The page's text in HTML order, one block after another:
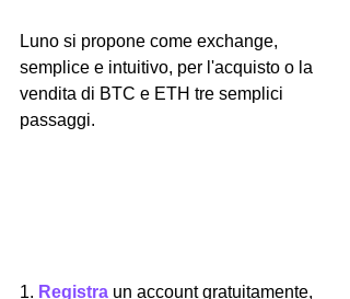
Luno si propone come exchange,
semplice e intuitivo, per l'acquisto o la
vendita di BTC e ETH tre semplici
passaggi.
1. Registra un account gratuitamente,